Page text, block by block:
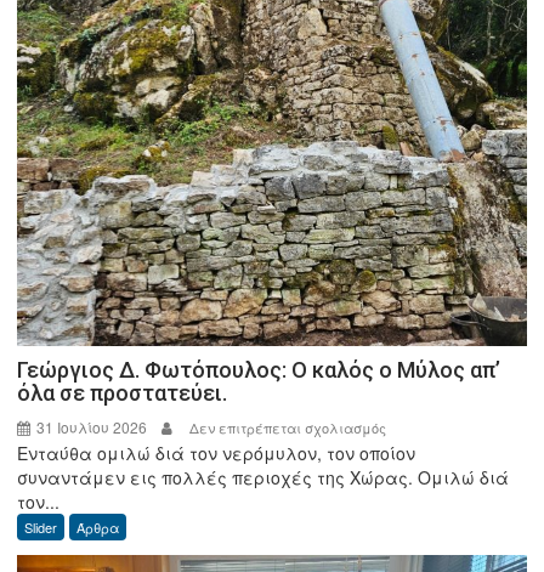
Γεώργιος Δ. Φωτόπουλος: Ο καλός ο Μύλος απ’
όλα σε προστατεύει.
31 Ιουλίου 2026 Δεν επιτρέπεται σχολιασμός
Γεώργιος
Δ.
καλός
Ενταύθα ομιλώ διά τον νερόμυλον, τον οποίον
συναντάμεν εις πολλές περιοχές της Χώρας. Ομιλώ διά
τον...
Slider Άρθρα